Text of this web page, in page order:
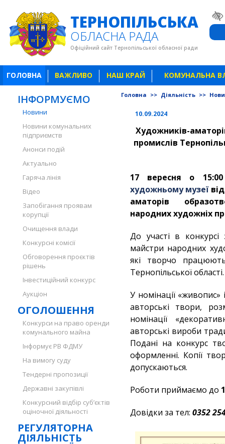
ТЕРНОПІЛЬСЬКА
ОБЛАСНА РАДА
Офіційний сайт Тернопільської обласної ради
ГОЛОВНА ВАЖЛИВО НАШ КРАЙ КОМУНАЛЬНА
ІНФОРМУЄМО
Новини
Новини комунальних
підприємств
Анонси подій
Актуально
Гаряча лінія
Відео
Запобігання проявам
корупції
Очищення влади
Конкурсні комісії
Обговорення проєктів
рішень
Інвестиційний конкурс
Аукціон
ОГОЛОШЕННЯ
Конкурси на право оренди
комунального майна
Інформує РВ ФДМУ
На вимогу суду
Тендерні пропозиції
Державні закупівлі
Конкурсний відбір суб’єктів
оціночної діяльності
РЕГУЛЯТОРНА
ДІЯЛЬНІСТЬ
Головна >> Діяльність >>
10.09.2024
Художників-
промислів
17 вересня о
художньому музеї
аматорів
народних художніх
До участі в
майстри народних
які творчо
Тернопільської області.
У номінації
авторські твори,
номінації
авторські вироби
Подані на конкурс
оформленні. Копії
допускаються.
Роботи приймаємо до
Довідки за тел: 0352